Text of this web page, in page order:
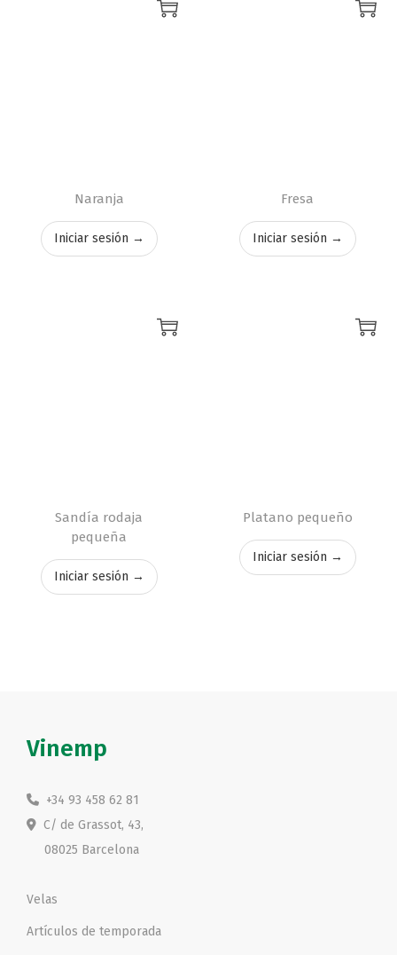
Naranja
Iniciar sesión →
Fresa
Iniciar sesión →
Sandía rodaja
pequeña
Iniciar sesión →
Platano pequeño
Iniciar sesión →
Vinemp
+34 93 458 62 81
C/ de Grassot, 43,
08025 Barcelona
Velas
Artículos de temporada